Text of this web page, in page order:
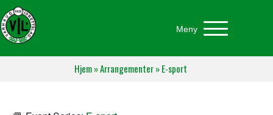
Meny
Hjem»Arrangementer»E-sport